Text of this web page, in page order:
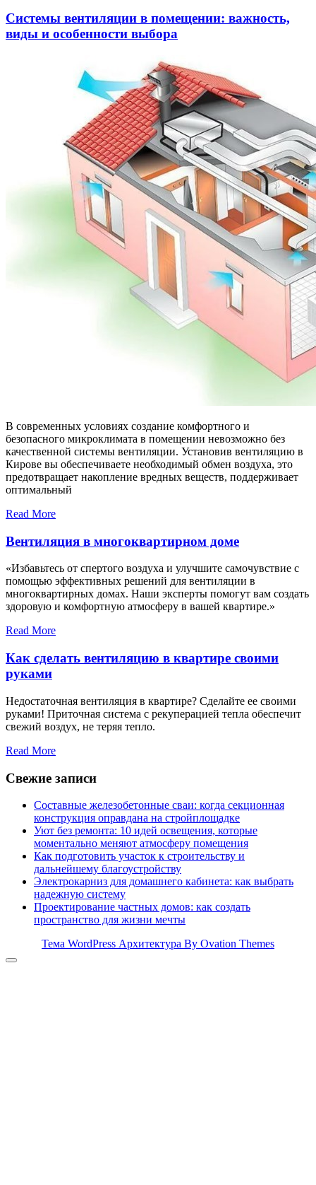
Системы вентиляции в помещении: важность,
виды и особенности выбора
В современных условиях создание комфортного и
безопасного микроклимата в помещении невозможно без
качественной системы вентиляции. Установив вентиляцию в
Кирове вы обеспечиваете необходимый обмен воздуха, это
предотвращает накопление вредных веществ, поддерживает
оптимальный
Read More
Вентиляция в многоквартирном доме
«Избавьтесь от спертого воздуха и улучшите самочувствие с
помощью эффективных решений для вентиляции в
многоквартирных домах. Наши эксперты помогут вам создать
здоровую и комфортную атмосферу в вашей квартире.»
Read More
Как сделать вентиляцию в квартире своими
руками
Недостаточная вентиляция в квартире? Сделайте ее своими
руками! Приточная система с рекуперацией тепла обеспечит
свежий воздух, не теряя тепло.
Read More
Свежие записи
Составные железобетонные сваи: когда секционная
конструкция оправдана на стройплощадке
Уют без ремонта: 10 идей освещения, которые
моментально меняют атмосферу помещения
Как подготовить участок к строительству и
дальнейшему благоустройству
Электрокарниз для домашнего кабинета: как выбрать
надежную систему
Проектирование частных домов: как создать
пространство для жизни мечты
Тема WordPress Архитектура By Ovation Themes